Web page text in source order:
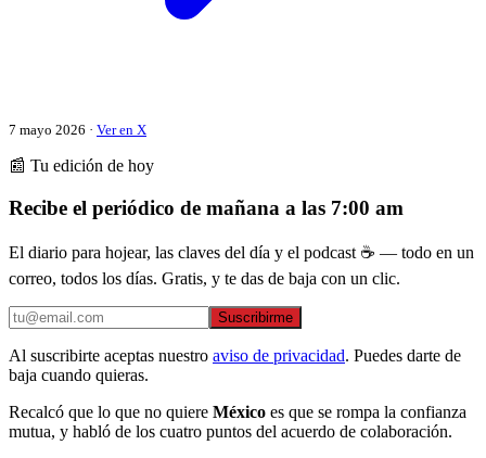
7 mayo 2026 · Ver en X
📰 Tu edición de hoy
Recibe el periódico de mañana a las 7:00 am
El diario para hojear, las claves del día y el podcast ☕ — todo en un
correo, todos los días. Gratis, y te das de baja con un clic.
Suscribirme
Al suscribirte aceptas nuestro aviso de privacidad. Puedes darte de
baja cuando quieras.
Recalcó que lo que no quiere México es que se rompa la confianza
mutua, y habló de los cuatro puntos del acuerdo de colaboración.